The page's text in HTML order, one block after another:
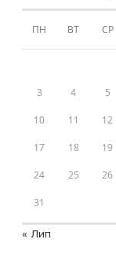
ПН ВТ СР
3 4 5
10 11 12
17 18 19
24 25 26
31
« Лип